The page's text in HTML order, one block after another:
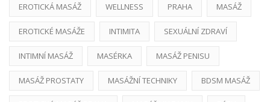
EROTICKÁ MASÁŽ WELLNESS PRAHA MASÁŽ
EROTICKÉ MASÁŽE INTIMITA SEXUÁLNÍ ZDRAVÍ
INTIMNÍ MASÁŽ MASÉRKA MASÁŽ PENISU
MASÁŽ PROSTATY MASÁŽNÍ TECHNIKY BDSM MASÁŽ